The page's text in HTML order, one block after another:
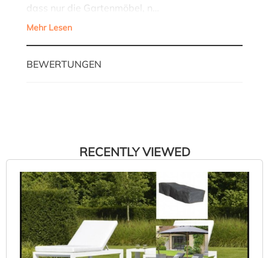
dass nur die Gartenmöbel, n…
Mehr Lesen
BEWERTUNGEN
RECENTLY VIEWED